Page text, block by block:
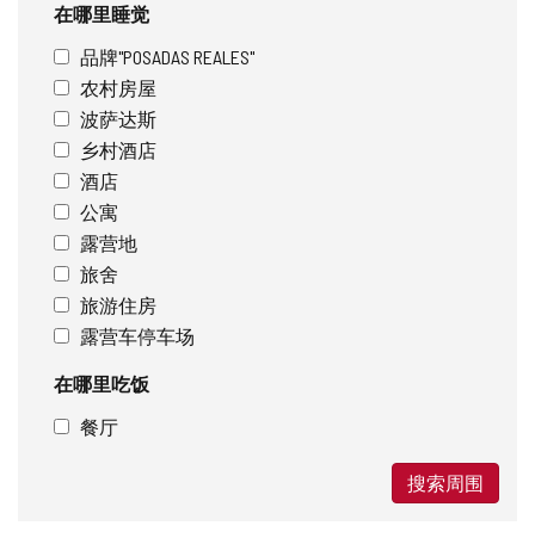
在哪里睡觉
品牌"POSADAS REALES"
农村房屋
波萨达斯
乡村酒店
酒店
公寓
露营地
旅舍
旅游住房
露营车停车场
在哪里吃饭
餐厅
搜索周围